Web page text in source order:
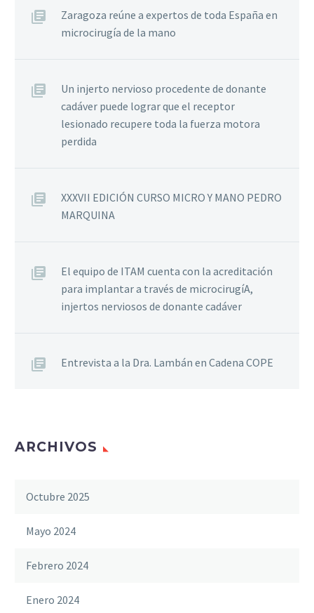
Zaragoza reúne a expertos de toda España en
microcirugía de la mano
Un injerto nervioso procedente de donante
cadáver puede lograr que el receptor
lesionado recupere toda la fuerza motora
perdida
XXXVII EDICIÓN CURSO MICRO Y MANO PEDRO
MARQUINA
El equipo de ITAM cuenta con la acreditación
para implantar a través de microcirugíA,
injertos nerviosos de donante cadáver
Entrevista a la Dra. Lambán en Cadena COPE
ARCHIVOS
Octubre 2025
Mayo 2024
Febrero 2024
Enero 2024